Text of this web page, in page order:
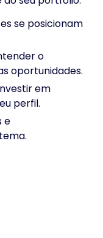
se posicionam
o
oportunidades.
em
perfil.
e